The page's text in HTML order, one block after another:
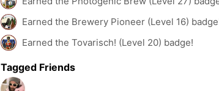
Earned the Brewery Pioneer (Level 16)
Earned the Tovarisch! (Level 20) badge!
Tagged Friends